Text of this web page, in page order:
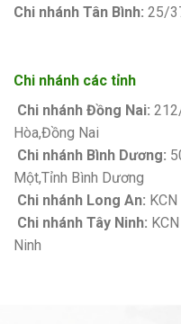
Chi nhánh Tân Bình: 25/
Chi nhánh các tỉnh
Chi nhánh Đồng Nai:
Hòa,Đồng Nai
Chi nhánh Bình Dương:
Một,Tỉnh Bình Dương
Chi nhánh Long An:
Chi nhánh Tây Ninh:
Ninh